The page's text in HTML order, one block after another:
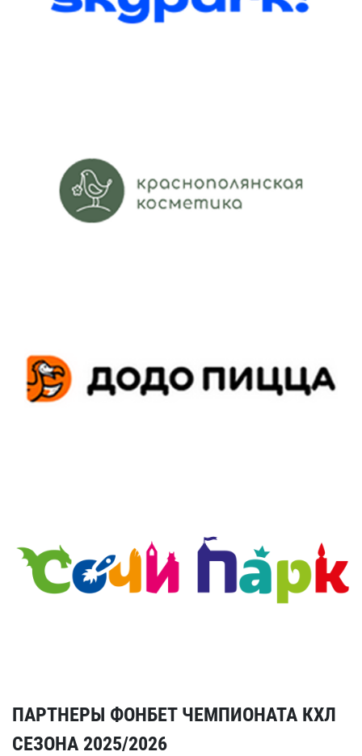
ПАРТНЕРЫ ФОНБЕТ ЧЕМПИОНАТА КХЛ
СЕЗОНА 2025/2026